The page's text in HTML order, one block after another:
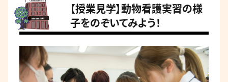
【授業見学】動物看護実習の様
子をのぞいてみよう！